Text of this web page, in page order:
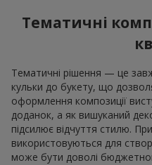
Тематичні
Тематичні рішення — це
кульки до букету, що
оформлення композиції
доданок, а як вишуканий
підсилює відчуття стилю.
використовуються для
може бути доволі